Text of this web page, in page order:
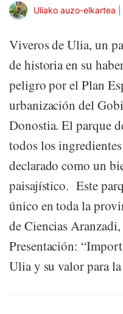
Uliako auzo-elkartea
Viveros de Ulia, un
de historia en su
peligro por el Plan
urbanización del
Donostia. El parque
todos los
declarado como un
paisajístico. Este
único en toda la
de Ciencias
Presentación:
Ulia y su valor para